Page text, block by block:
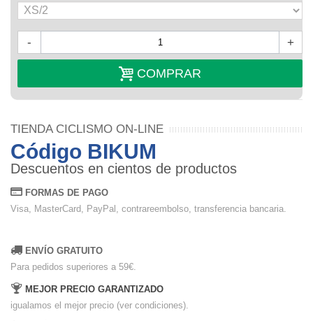
- +
COMPRAR
TIENDA CICLISMO ON-LINE
Código BIKUM
Descuentos en cientos de productos
FORMAS DE PAGO
Visa, MasterCard, PayPal, contrareembolso, transferencia bancaria.
ENVÍO GRATUITO
Para pedidos superiores a 59€.
MEJOR PRECIO GARANTIZADO
igualamos el mejor precio (ver condiciones).